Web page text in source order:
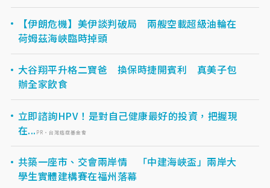
【伊朗危機】美伊談判破局 兩艘空載超級油輪在
荷姆茲海峽臨時掉頭
大谷翔平升格二寶爸 換保時捷開賓利 真美子包
辦全家飲食
立即諮詢HPV！是對自己健康最好的投資，把握現
在... PR・台灣癌症基金會
共築一座市、交會兩岸情 「中建海峽盃」兩岸大
學生實體建構賽在福州落幕